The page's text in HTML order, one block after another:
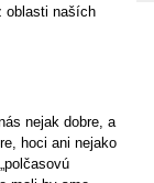
oblasti naších
nejak dobre, a
hoci ani nejako